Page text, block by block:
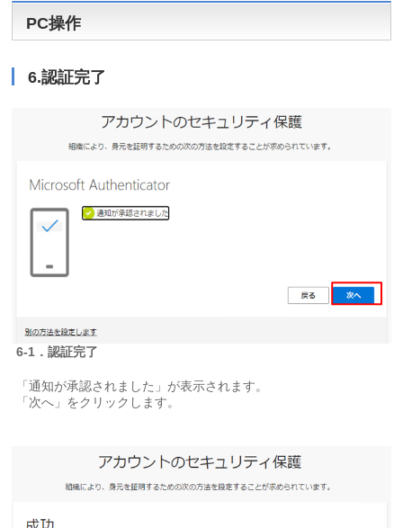
PC操作
6.認証完了
6-1．認証完了
「通知が承認されました」が表示されます。
「次へ」をクリックします。